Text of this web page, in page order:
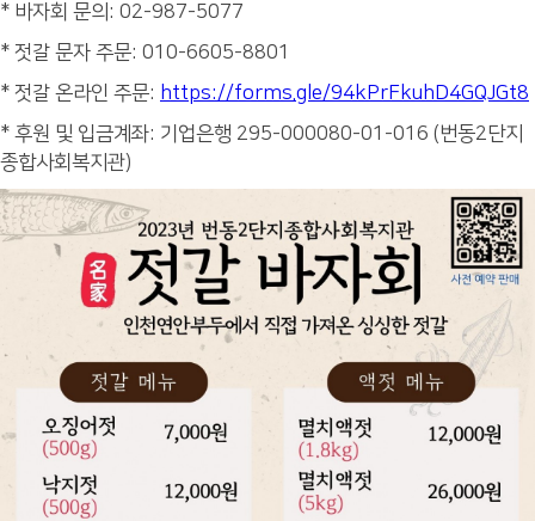
* 바자회 문의: 02-987-5077
* 젓갈 문자 주문: 010-6605-8801
* 젓갈 온라인 주문: https://forms.gle/94kPrFkuhD4GQJGt8
* 후원 및 입금계좌: 기업은행 295-000080-01-016 (번동2단지
종합사회복지관)